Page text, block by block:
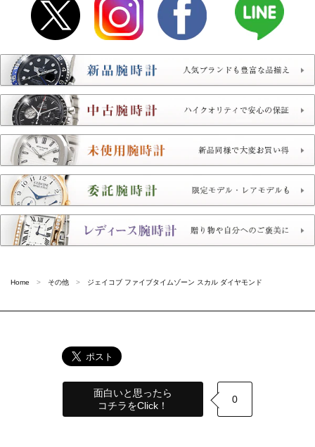
Home その他 ジェイコブ ファイブタイムゾーン スカル ダイヤモンド
面白いと思ったら
コチラをClick！
0